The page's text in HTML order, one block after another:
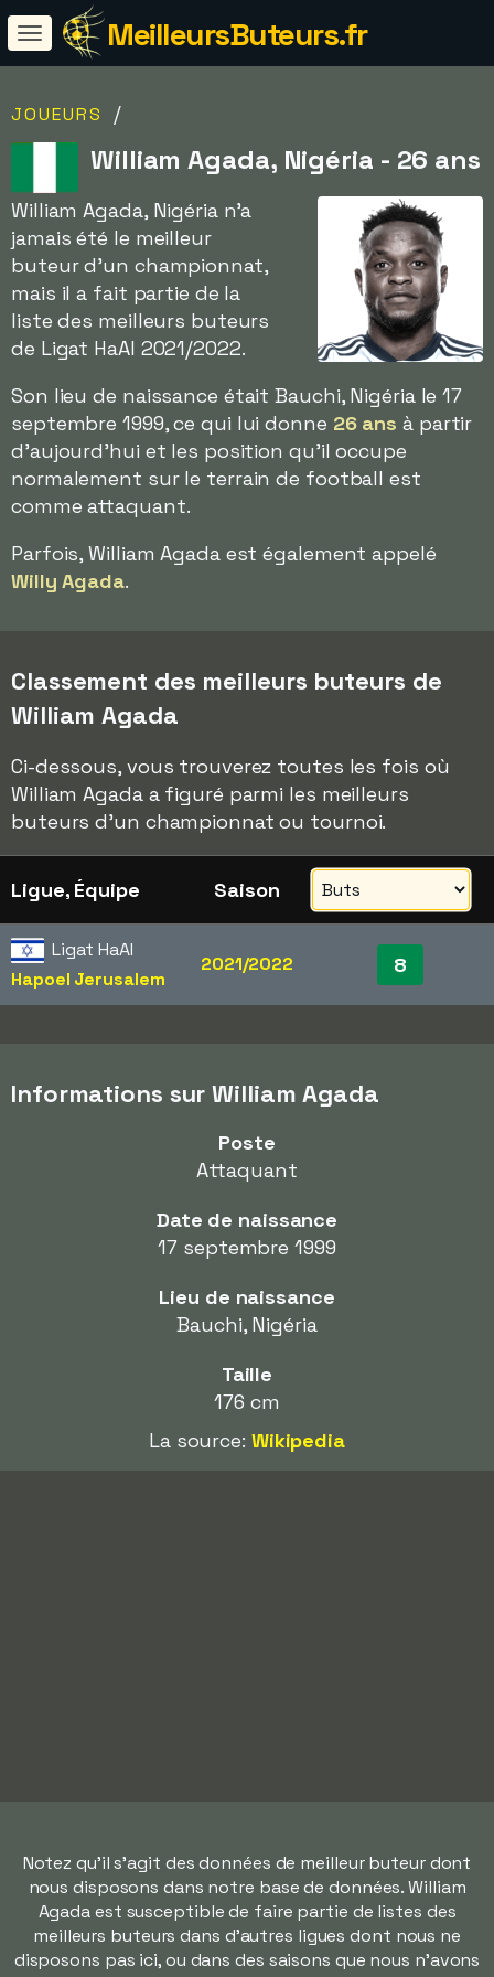
MeilleursButeurs.fr
JOUEURS /
William Agada, Nigéria - 26 ans
William Agada, Nigéria n'a
jamais été le meilleur
buteur d'un championnat,
mais il a fait partie de la
liste des meilleurs buteurs
de Ligat HaAl 2021/2022.
Son lieu de naissance était Bauchi, Nigéria le 17
septembre 1999, ce qui lui donne 26 ans à partir
d'aujourd'hui et les position qu'il occupe
normalement sur le terrain de football est
comme attaquant.
Parfois, William Agada est également appelé
Willy Agada.
Classement des meilleurs buteurs de
William Agada
Ci-dessous, vous trouverez toutes les fois où
William Agada a figuré parmi les meilleurs
buteurs d'un championnat ou tournoi.
Ligue, Équipe Saison
Ligat HaAl
Hapoel Jerusalem
2021/2022 8
Informations sur William Agada
Poste
Attaquant
Date de naissance
17 septembre 1999
Lieu de naissance
Bauchi, Nigéria
Taille
176 cm
La source: Wikipedia
Notez qu'il s'agit des données de meilleur buteur dont
nous disposons dans notre base de données. William
Agada est susceptible de faire partie de listes des
meilleurs buteurs dans d'autres ligues dont nous ne
disposons pas ici, ou dans des saisons que nous n'avons